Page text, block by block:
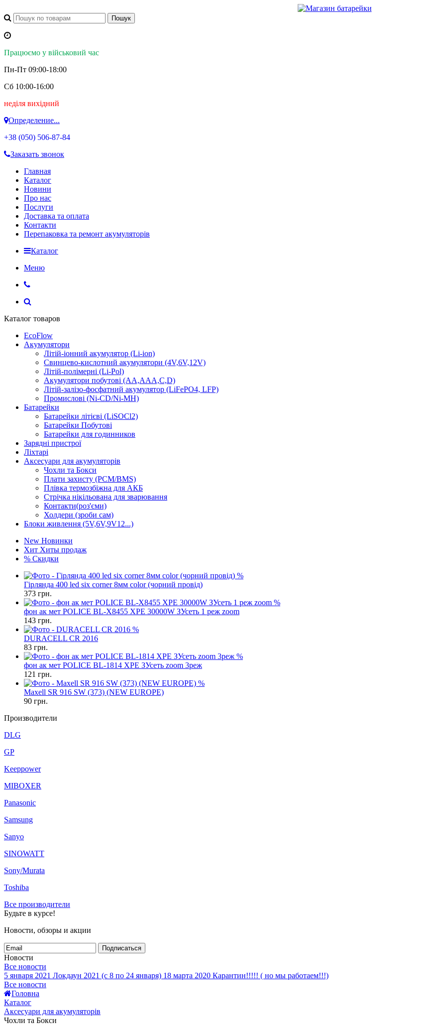
Працюємо у військовий час
Пн-Пт 09:00-18:00
Сб 10:00-16:00
неділя вихідний
Определение...
+38 (050) 506-87-84
Заказать звонок
Главная
Каталог
Новини
Про нас
Послуги
Доставка та оплата
Контакти
Перепаковка та ремонт акумуляторів
Каталог
Меню
Каталог товаров
EcoFlow
Акумулятори
Літій-іонний акумулятор (Li-ion)
Свинцево-кислотний акумулятори (4V,6V,12V)
Літій-полімерні (Li-Pol)
Акумулятори побутові (AA,AAA,C,D)
Літій-залізо-фосфатний акумулятор (LiFePO4, LFP)
Промислові (Ni-CD/Ni-MH)
Батарейки
Батарейки літієві (LiSOCl2)
Батарейки Побутові
Батарейки для годинников
Зарядні пристрої
Ліхтарі
Аксесуари для акумуляторів
Чохли та Бокси
Плати захисту (PCM/BMS)
Плівка термозбіжна для АКБ
Стрічка нікільована для зварювання
Контакти(роз'єми)
Холдери (зроби сам)
Блоки живлення (5V,6V,9V12...)
New Новинки
Хит Хиты продаж
% Скидки
%
Гірлянда 400 led six corner 8мм color (чорний провід)
373 грн.
%
фон ак мет POLICE BL-X8455 XPE 30000W ЗУсеть 1 реж zoom
143 грн.
%
DURACELL CR 2016
83 грн.
%
фон ак мет POLICE BL-1814 XPE ЗУсеть zoom 3реж
121 грн.
%
Maxell SR 916 SW (373) (NEW EUROPE)
90 грн.
Производители
DLG
GP
Keeppower
MIBOXER
Panasonic
Samsung
Sanyo
SINOWATT
Sony/Murata
Toshiba
Все производители
Будьте в курсе!
Новости, обзоры и акции
Подписаться
Новости
Все новости
5 января 2021 Локдаун 2021 (с 8 по 24 января) 18 марта 2020 Карантин!!!!! ( но мы работаем!!!)
Все новости
Головна
Каталог
Аксесуари для акумуляторів
Чохли та Бокси